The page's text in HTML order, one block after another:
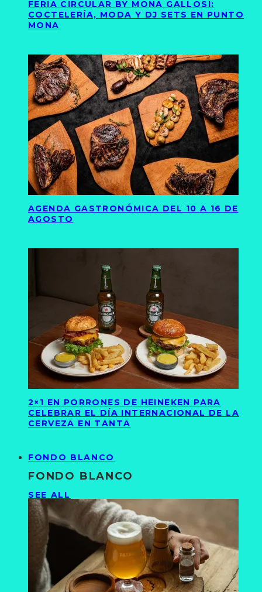
FERIA CIRCULAR BY MONA GALLOSI:
COCTELERÍA, MODA Y DJ SETS EN PUNTO
MONA
AGENDA GASTRONÓMICA DEL 10 A 16 DE
AGOSTO
2×1 EN PORRONES DE HEINEKEN PARA
CELEBRAR EL DÍA INTERNACIONAL DE LA
CERVEZA EN TANTA
FONDO BLANCO
FONDO BLANCO
SEE ALL